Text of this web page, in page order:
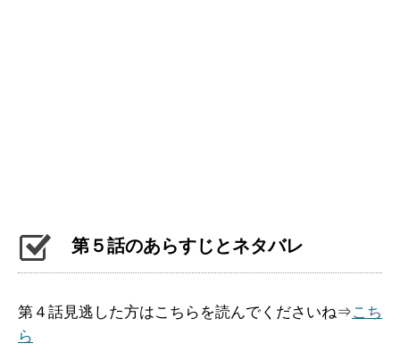
第５話のあらすじとネタバレ
第４話見逃した方はこちらを読んでくださいね⇒こち
ら